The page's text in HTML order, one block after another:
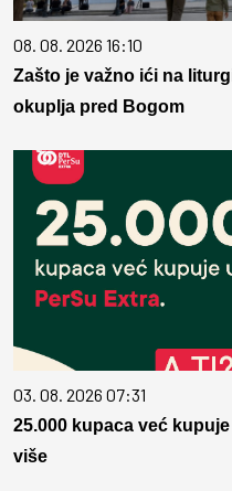
08. 08. 2026 16:10
Zašto je važno ići na
okuplja pred Bogom
03. 08. 2026 07:31
25.000 kupaca već
više